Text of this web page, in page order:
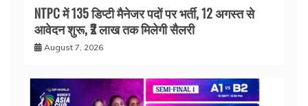
NTPC में 135 डिप्टी मैनेजर पदों पर भर्ती, 12 अगस्त से
आवेदन शुरू, ₹2 लाख तक मिलेगी सैलरी
August 7, 2026